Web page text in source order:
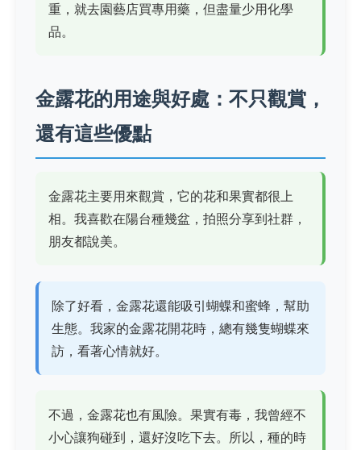
重，就去園藝店買專用藥，但盡量少用化學
品。
金露花的用途與好處：不只觀賞，
還有這些優點
金露花主要用來觀賞，它的花和果實都很上
相。我喜歡在陽台種幾盆，拍照分享到社群，
朋友都說美。
除了好看，金露花還能吸引蝴蝶和蜜蜂，幫助
生態。我家的金露花開花時，總有幾隻蝴蝶來
訪，看著心情就好。
不過，金露花也有風險。果實有毒，我曾經不
小心讓狗碰到，還好沒吃下去。所以，種的時